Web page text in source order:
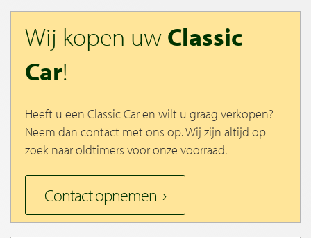
Wij kopen uwClassic
Car!
Heeft u een Classic Car en wilt u graag verkopen?
Neem dan contact met ons op. Wij zijn altijd op
zoek naar oldtimers voor onze voorraad.
Contact opnemen